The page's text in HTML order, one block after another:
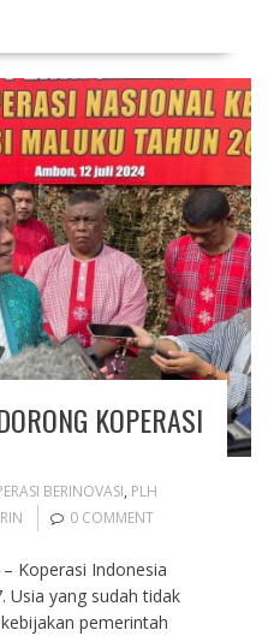
KOPERASI
BERINOVASI, PLH
0 COMMENT
Koperasi Indonesia
Usia yang sudah tidak
pemerintah